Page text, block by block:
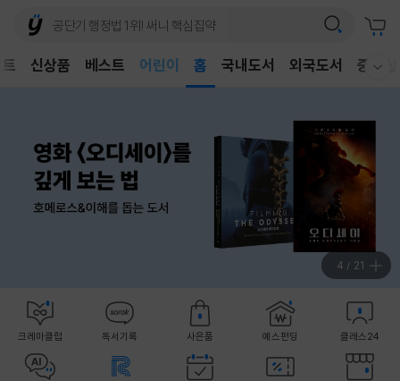
신상품 베스트
독후감
홈 국내도서 외국도서 중고샵
4 / 21
크레마클럽 독서기록 사은품 예스펀딩 클래스24